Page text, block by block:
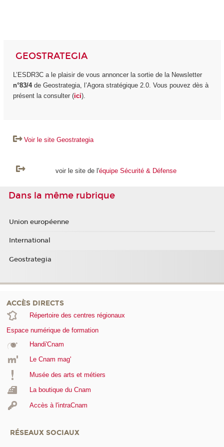
GEOSTRATEGIA
L’ESDR3C a le plaisir de vous annoncer la sortie de la Newsletter
n°83/4de Geostrategia, l’Agora stratégique 2.0. Vous pouvez dès à
présent la consulter (ici).
Voir le site Geostrategia
voir le site de l'équipe Sécurité & Défense
Dans la même rubrique
Union européenne
International
Geostrategia
ACCÈS DIRECTS
Répertoire des centres régionaux
Espace numérique de formation
Handi'Cnam
Le Cnam mag'
Musée des arts et métiers
La boutique du Cnam
Accès à l'intraCnam
RÉSEAUX SOCIAUX